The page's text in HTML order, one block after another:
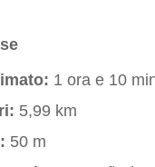
1 ora e 10
5,99 km
50 m